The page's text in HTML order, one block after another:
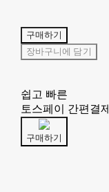
구매하기
장바구니에 담기
쉽고 빠른
토스페이 간편결제
구매하기